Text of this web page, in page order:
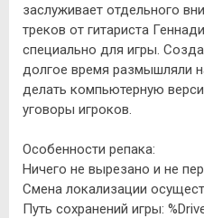
заслуживает отдельного
треков от гитариста
специально для игры.
долгое время размышляли
делать компьютерную
уговоры игроков.
Особенности репака:
Ничего не вырезано и не
Смена локализации
Путь сохранений игры: